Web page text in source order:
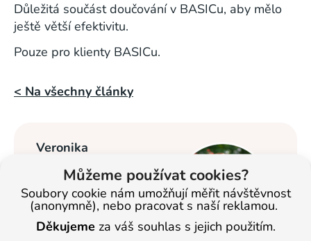
Můžeme používat cookies?
Soubory cookie nám umožňují měřit návštěvnost
(anonymně), nebo pracovat s naší reklamou.
Děkujeme za váš souhlas s jejich použitím.
Důležitá součást doučování v BASICu, aby mělo
ještě větší efektivitu.
Pouze pro klienty BASICu.
< Na všechny články
Veronika
Masopustová
Vzdělávání dětí se
věnuje od roku
2013. Nyní je